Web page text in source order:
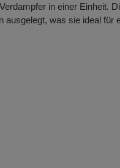
in einer Einheit.
was sie ideal